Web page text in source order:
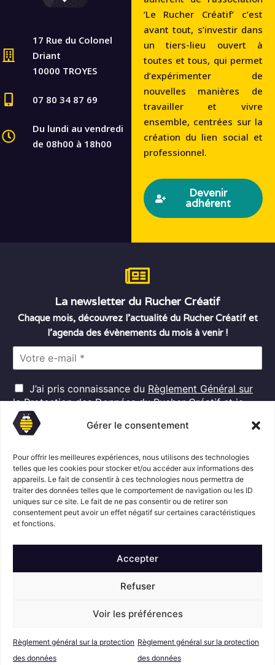
Gérer le consentement
Pour offrir les meilleures expériences, nous utilisons des technologies
telles que les cookies pour stocker et/ou accéder aux informations des
appareils. Le fait de consentir à ces technologies nous permettra de
traiter des données telles que le comportement de navigation ou les ID
uniques sur ce site. Le fait de ne pas consentir ou de retirer son
consentement peut avoir un effet négatif sur certaines caractéristiques
et fonctions.
Accepter
Refuser
Voir les préférences
Règlement général sur la protection
des données
Règlement général sur la protection
des données
17 Rue du Colonel
Driant
10000 TROYES
07 80 34 87 69
Du lundi au vendredi
de 08h00 à 18h00
‘Le Rucher Créatif‘ c’est
avant tout, s’investir dans
un tiers-lieu ouvert à
toutes et tous, qui permet
d’expérimenter de
nouvelles manières de
travailler et vivre
ensemble, centrées sur la
création du lien social et
professionnel.
Devenir
adhérent
La newsletter du Rucher Créatif
Chaque mois, découvrez l’actualité du Rucher Créatif et
l’agenda des évènements du mois à venir !
l
*
R
G
D
P
J’ai pris connaissance du Règlement Général sur
la Protection des Donnéesdu Rucher Créatif et je
consens au traitement de mes données personnelles
dans ces conditions.*
S'abonner
Suivez l'actualité du Rucher créatif
Créatif
Mentions légales
Conditions générales de vente RGPD